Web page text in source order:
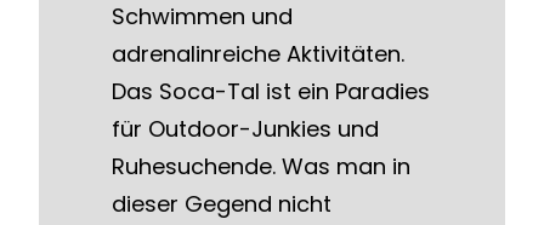
Schwimmen und
adrenalinreiche Aktivitäten.
Das Soca-Tal ist ein Paradies
für Outdoor-Junkies und
Ruhesuchende. Was man in
dieser Gegend nicht